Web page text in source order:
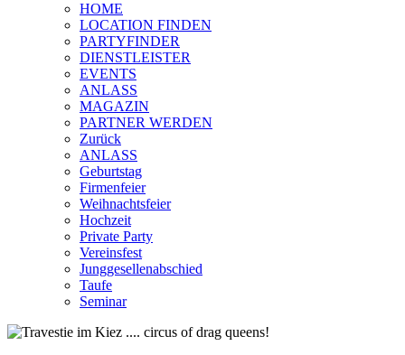
HOME
LOCATION FINDEN
PARTYFINDER
DIENSTLEISTER
EVENTS
ANLASS
MAGAZIN
PARTNER WERDEN
Zurück
ANLASS
Geburtstag
Firmenfeier
Weihnachtsfeier
Hochzeit
Private Party
Vereinsfest
Junggesellenabschied
Taufe
Seminar